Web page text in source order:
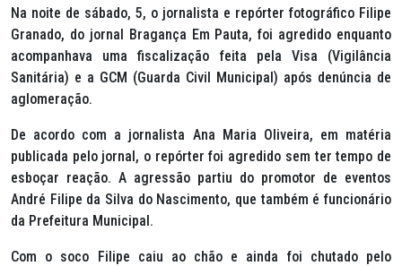
Na noite de sábado, 5, o jornalista e repórter fotográfico Filipe
Granado, do jornal Bragança Em Pauta, foi agredido enquanto
acompanhava uma fiscalização feita pela Visa (Vigilância
Sanitária) e a GCM (Guarda Civil Municipal) após denúncia de
aglomeração.
De acordo com a jornalista Ana Maria Oliveira, em matéria
publicada pelo jornal, o repórter foi agredido sem ter tempo de
esboçar reação. A agressão partiu do promotor de eventos
André Filipe da Silva do Nascimento, que também é funcionário
da Prefeitura Municipal.
Com o soco Filipe caiu ao chão e ainda foi chutado pelo